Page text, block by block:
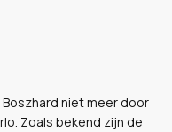
niet meer door
Zoals bekend zijn de